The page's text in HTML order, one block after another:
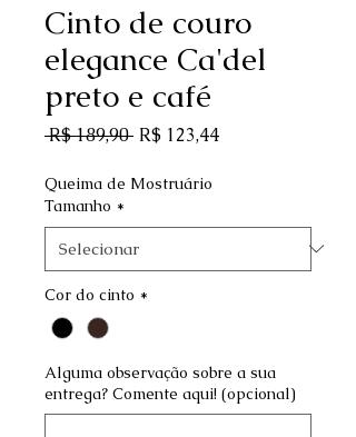
Cinto de couro
elegance Ca'del
preto e café
R$ 189,90 Preço normal
R$ 123,44Preço
Queima de Mostruário
Tamanho *
Cor do cinto *
Alguma observação sobre a sua
entrega? Comente aqui! (opcional)